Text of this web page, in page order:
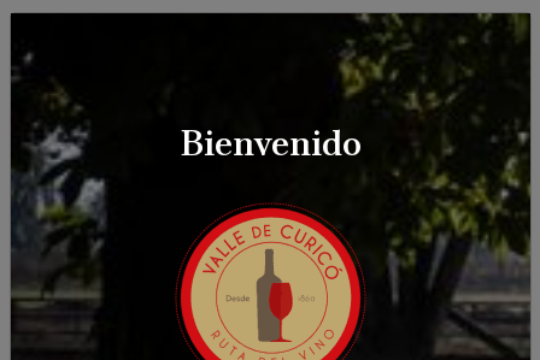
Bienvenido
ARTÍCULOS
RELACIONADOS: